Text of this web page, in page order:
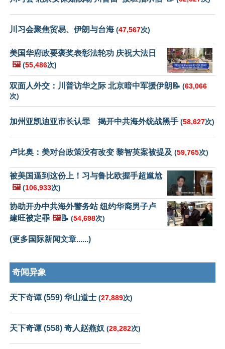
川习会聚焦贸易、伊朗与台海 (47,567次)
美国华府政要褒奖表彰法轮功 庆祝大法日
🖼️ (55,486次)
双面人外交：川普访华之际 北京暗中军援伊朗📝 (63,066
次)
加州亚凯迪亚市长认罪 揭开中共海外统战黑手 (58,627次)
卢比奥：美对台政策没有改变 黎智英案被提及 (59,765次)
被美国逼到这份上！习与鲁比欧握手超尴尬
🖼️ (106,933次)
协助开办中共海外警务站 纽约华裔男子卢
建旺被定罪 🖼️📝 (54,698次)
(更多国际新闻文章......)
奇闻异象
天下奇谭 (559) 华山道士 (27,889次)
天下奇谭 (558) 奇人赵燕奴 (28,282次)